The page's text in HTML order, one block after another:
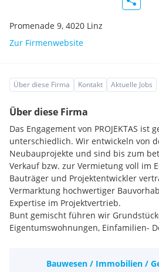
Promenade 9, 4020 Linz
Zur Firmenwebsite
Über diese Firma Kontakt Aktuelle Jobs
Über diese Firma
Das Engagement von PROJEKTAS ist
unterschiedlich. Wir entwickeln von
Neubauprojekte und sind bis zum
Verkauf bzw. zur Vermietung voll im
Bauträger und Projektentwickler
Vermarktung hochwertiger
Expertise im Projektvertrieb.
Bunt gemischt führen wir
Eigentumswohnungen, Einfamilien-
Seit der Gründung im Jahre 2010 hat
Bauwesen / Immobilien /